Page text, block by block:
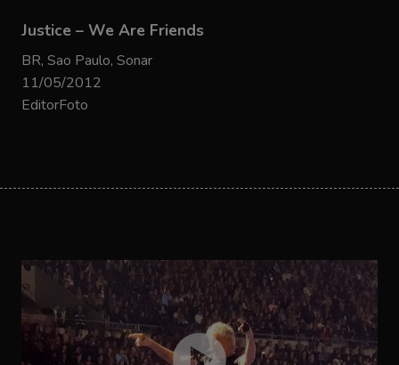
Justice – We Are Friends
BR, Sao Paulo, Sonar
11/05/2012
EditorFoto